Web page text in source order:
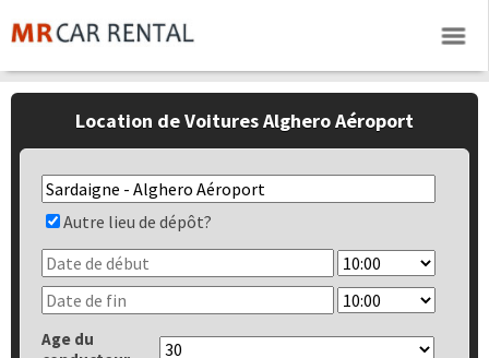
Location de Voitures Alghero Aéroport
Autre lieu de dépôt?
Age du